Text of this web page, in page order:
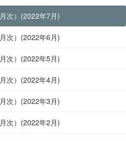
次）(2022年7月)
次）(2022年6月)
次）(2022年5月)
次）(2022年4月)
次）(2022年3月)
次）(2022年2月)